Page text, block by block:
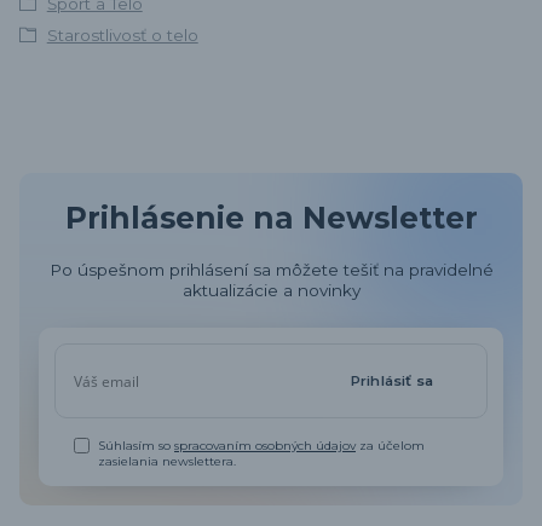
Starostlivosť o telo
Prihlásenie na Newsletter
Po úspešnom prihlásení sa môžete tešiť na pravidelné
aktualizácie a novinky
Prihlásiť sa
Súhlasím sospracovaním osobných údajov za účelom
zasielania newslettera.